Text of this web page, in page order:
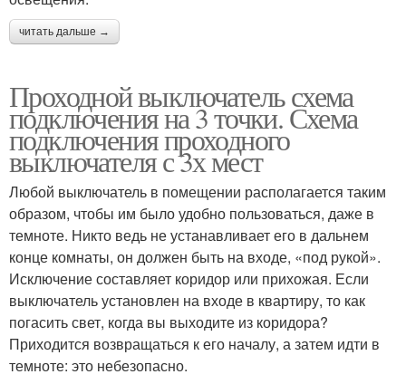
читать дальше →
Проходной выключатель схема
подключения на 3 точки. Схема
подключения проходного
выключателя с 3х мест
Любой выключатель в помещении располагается таким
образом, чтобы им было удобно пользоваться, даже в
темноте. Никто ведь не устанавливает его в дальнем
конце комнаты, он должен быть на входе, «под рукой».
Исключение составляет коридор или прихожая. Если
выключатель установлен на входе в квартиру, то как
погасить свет, когда вы выходите из коридора?
Приходится возвращаться к его началу, а затем идти в
темноте: это небезопасно.